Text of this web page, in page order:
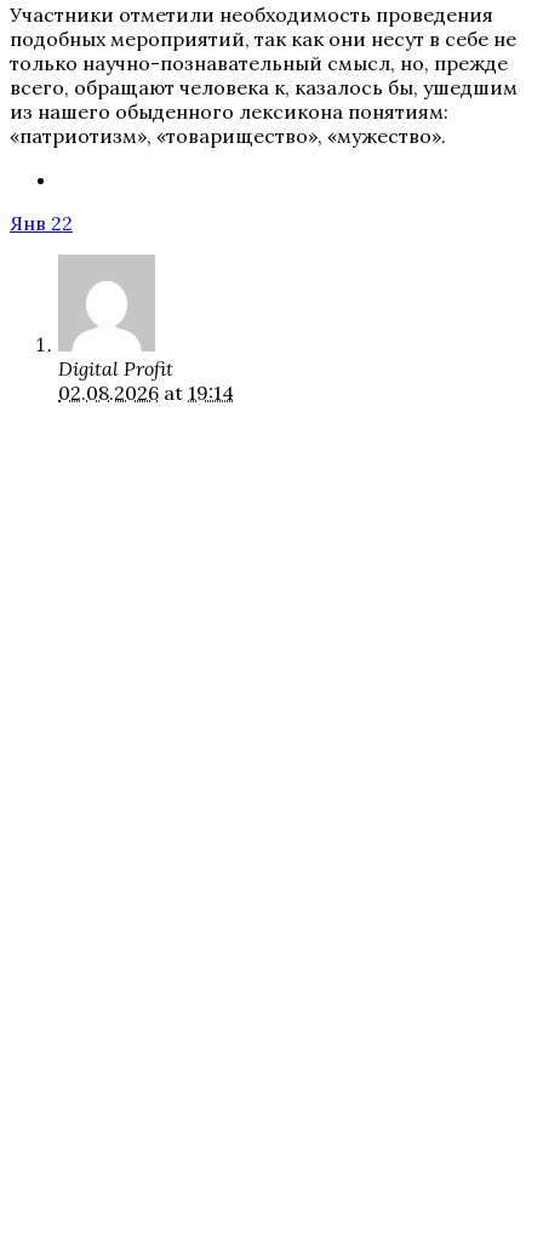
Участники отметили необходимость проведения
подобных мероприятий, так как они несут в себе не
только научно-познавательный смысл, но, прежде
всего, обращают человека к, казалось бы, ушедшим
из нашего обыденного лексикона понятиям:
«патриотизм», «товарищество», «мужество».
Янв 22
Digital Profit
02.08.2026 at 19:14